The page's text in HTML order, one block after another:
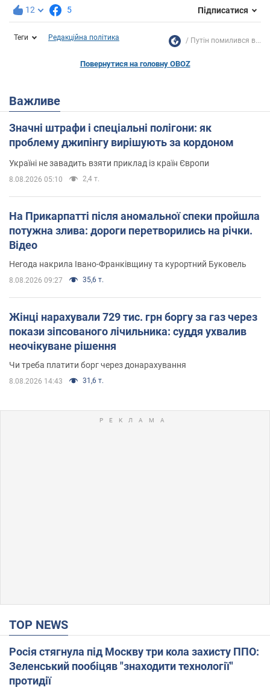
12 5 Підписатися
Теги Редакційна політика Путін помилився в...
Повернутися на головну OBOZ
Важливе
Значні штрафи і спеціальні полігони: як
проблему джипінгу вирішують за кордоном
Україні не завадить взяти приклад із країн Європи
8.08.2026 05:10 2,4 т.
На Прикарпатті після аномальної спеки пройшла
потужна злива: дороги перетворились на річки.
Відео
Негода накрила Івано-Франківщину та курортний Буковель
8.08.2026 09:27 35,6 т.
Жінці нарахували 729 тис. грн боргу за газ через
покази зіпсованого лічильника: суддя ухвалив
неочікуване рішення
Чи треба платити борг через донарахування
8.08.2026 14:43 31,6 т.
TOP NEWS
Росія стягнула під Москву три кола захисту ППО:
Зеленський пообіцяв "знаходити технології"
протидії